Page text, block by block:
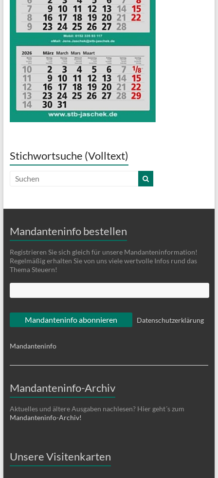
Stichwortsuche (Volltext)
Mandanteninfo bestellen
Registrieren Sie sich gleich für unsere Mandanteninformation!
Regelmäßig erhalten Sie von uns viele wertvolle Infos rund das
Thema Steuern!
Datenschutzerklärung
Mandanteninfo
Mandanteninfo-Archiv
Aktuelles und ältere Ausgaben nachlesen? Hier geht´s zum
Mandanteninfo-Archiv!
Unsere Visitenkarten